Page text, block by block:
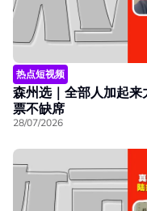
热点短视频
森州选｜全部人加起
票不缺席
28/07/2026